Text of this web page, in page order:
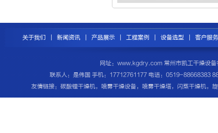
关于我们 新闻资讯 产品展示 工程案例 设备选型 客户服务
网址：www.kgdry.com 常州市凯工干燥设
联系人：是伟国 手机：17712761177 电话：0519-88668383
友情链接：碳酸锂干燥机，喷雾干燥设备，喷雾干燥塔，闪蒸干燥机，